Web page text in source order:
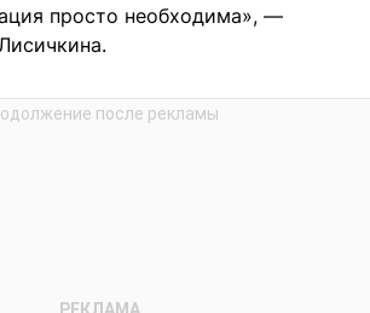
просто необходима», —